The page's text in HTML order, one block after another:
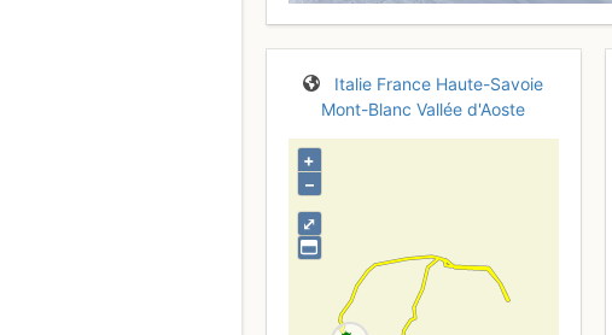
Italie France Haute-Savoie
Mont-Blanc Vallée d'Aoste
+
–
⤢